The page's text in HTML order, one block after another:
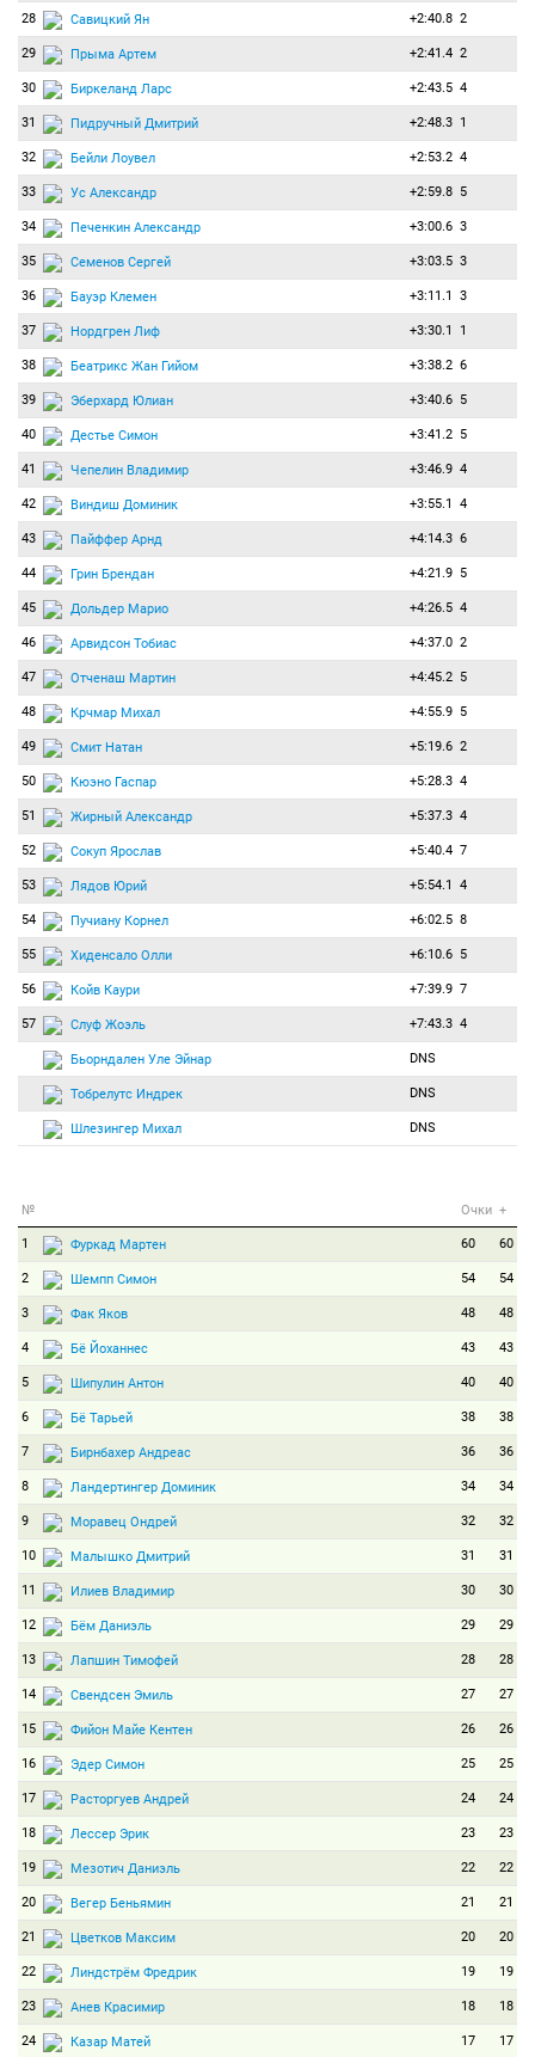
28 Савицкий Ян +2:40.8 2
29 Прыма Артем +2:41.4 2
30 Биркеланд Ларс +2:43.5 4
31 Пидручный Дмитрий +2:48.3 1
32 Бейли Лоувел +2:53.2 4
33 Ус Александр +2:59.8 5
34 Печенкин Александр +3:00.6 3
35 Семенов Сергей +3:03.5 3
36 Бауэр Клемен +3:11.1 3
37 Нордгрен Лиф +3:30.1 1
38 Беатрикс Жан Гийом +3:38.2 6
39 Эберхард Юлиан +3:40.6 5
40 Дестье Симон +3:41.2 5
41 Чепелин Владимир +3:46.9 4
42 Виндиш Доминик +3:55.1 4
43 Пайффер Арнд +4:14.3 6
44 Грин Брендан +4:21.9 5
45 Дольдер Марио +4:26.5 4
46 Арвидсон Тобиас +4:37.0 2
47 Отченаш Мартин +4:45.2 5
48 Крчмар Михал +4:55.9 5
49 Смит Натан +5:19.6 2
50 Кюэно Гаспар +5:28.3 4
51 Жирный Александр +5:37.3 4
52 Сокуп Ярослав +5:40.4 7
53 Лядов Юрий +5:54.1 4
54 Пучиану Корнел +6:02.5 8
55 Хиденсало Олли +6:10.6 5
56 Койв Каури +7:39.9 7
57 Слуф Жоэль +7:43.3 4
Бьорндален Уле Эйнар DNS
Тобрелутс Индрек DNS
Шлезингер Михал DNS
№ Очки +
1 Фуркад Мартен 60 60
2 Шемпп Симон 54 54
3 Фак Яков 48 48
4 Бё Йоханнес 43 43
5 Шипулин Антон 40 40
6 Бё Тарьей 38 38
7 Бирнбахер Андреас 36 36
8 Ландертингер Доминик 34 34
9 Моравец Ондрей 32 32
10 Малышко Дмитрий 31 31
11 Илиев Владимир 30 30
12 Бём Даниэль 29 29
13 Лапшин Тимофей 28 28
14 Свендсен Эмиль 27 27
15 Фийон Майе Кентен 26 26
16 Эдер Симон 25 25
17 Расторгуев Андрей 24 24
18 Лессер Эрик 23 23
19 Мезотич Даниэль 22 22
20 Вегер Беньямин 21 21
21 Цветков Максим 20 20
22 Линдстрём Фредрик 19 19
23 Анев Красимир 18 18
24 Казар Матей 17 17